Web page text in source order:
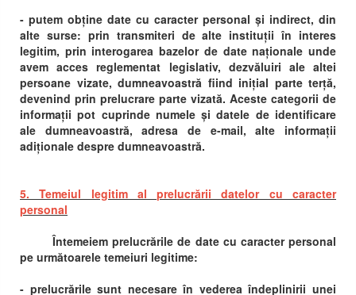
- putem obține date cu caracter personal și indirect, din
alte surse: prin transmiteri de alte instituții în interes
legitim, prin interogarea bazelor de date naționale unde
avem acces reglementat legislativ, dezvăluiri ale altei
persoane vizate, dumneavoastră fiind inițial parte terță,
devenind prin prelucrare parte vizată. Aceste categorii de
informații pot cuprinde numele și datele de identificare
ale dumneavoastră, adresa de e-mail, alte informații
adiționale despre dumneavoastră.
5. Temeiul legitim al prelucrării datelor cu caracter
personal
Întemeiem prelucrările de date cu caracter personal
pe următoarele temeiuri legitime:
- prelucrările sunt necesare în vederea îndeplinirii unei